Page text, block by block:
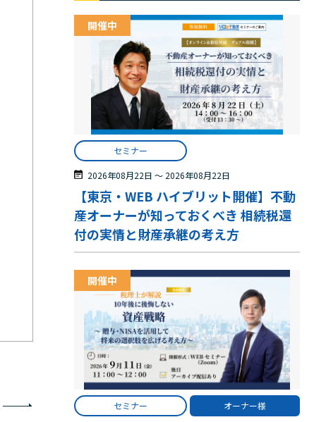
開催中
セミナー
2026年08月22日 〜 2026年08月22日
【東京・WEB ハイブリット開催】不動
産オーナーが知っておくべき 相続税還
付の実情と財産承継の考え方
開催中
セミナー オーナー様